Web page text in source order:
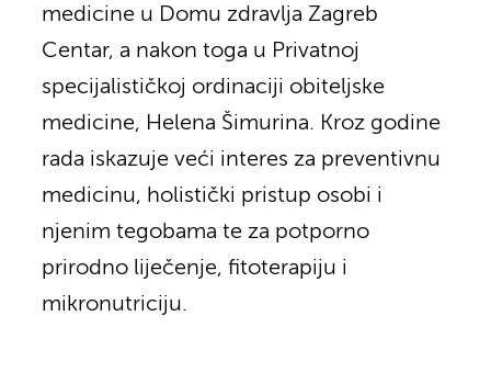
medicine u Domu zdravlja Zagreb
Centar, a nakon toga u Privatnoj
specijalističkoj ordinaciji obiteljske
medicine, Helena Šimurina. Kroz godine
rada iskazuje veći interes za preventivnu
medicinu, holistički pristup osobi i
njenim tegobama te za potporno
prirodno liječenje, fitoterapiju i
mikronutriciju.